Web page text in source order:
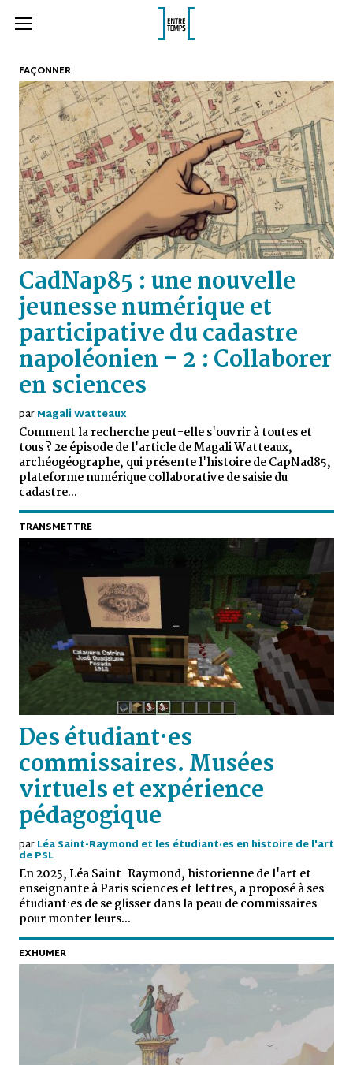
FAÇONNER
CadNap85 : une nouvelle
jeunesse numérique et
participative du cadastre
napoléonien – 2 : Collaborer
en sciences
parMagali Watteaux
Comment la recherche peut-elle s'ouvrir à toutes et
tous ? 2e épisode de l'article de Magali Watteaux,
archéogéographe, qui présente l'histoire de CapNad85,
plateforme numérique collaborative de saisie du
cadastre...
TRANSMETTRE
Des étudiant·es
commissaires. Musées
virtuels et expérience
pédagogique
parLéa Saint-Raymond et les étudiant·es en histoire de l'art
de PSL
En 2025, Léa Saint-Raymond, historienne de l'art et
enseignante à Paris sciences et lettres, a proposé à ses
étudiant·es de se glisser dans la peau de commissaires
pour monter leurs...
EXHUMER